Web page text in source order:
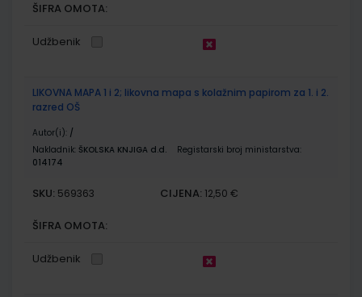
ŠIFRA OMOTA:
Udžbenik
LIKOVNA MAPA 1 i 2; likovna mapa s kolažnim papirom za 1. i 2.
razred OŠ
Autor(i): /
Nakladnik: ŠKOLSKA KNJIGA d.d.
Registarski broj ministarstva:
014174
SKU: 569363 CIJENA: 12,50 €
ŠIFRA OMOTA:
Udžbenik